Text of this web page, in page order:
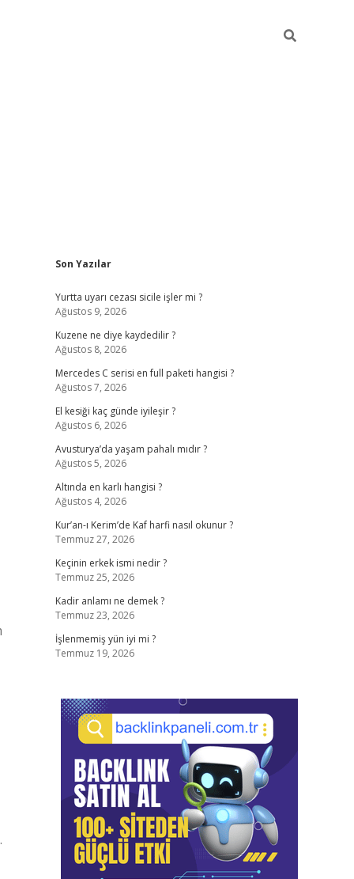
Sidebar
Son Yazılar
Yurtta uyarı cezası sicile işler mi ?
Ağustos 9, 2026
Kuzene ne diye kaydedilir ?
Ağustos 8, 2026
Mercedes C serisi en full paketi hangisi ?
Ağustos 7, 2026
El kesiği kaç günde iyileşir ?
Ağustos 6, 2026
Avusturya’da yaşam pahalı mıdır ?
Ağustos 5, 2026
Altında en karlı hangisi ?
Ağustos 4, 2026
Kur’an-ı Kerim’de Kaf harfi nasıl okunur ?
Temmuz 27, 2026
Keçinin erkek ismi nedir ?
Temmuz 25, 2026
Kadir anlamı ne demek ?
Temmuz 23, 2026
İşlenmemiş yün iyi mi ?
Temmuz 19, 2026
ilbet girişhttps://betexpergiris.casino/